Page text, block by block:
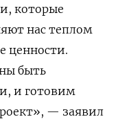
которые
нас теплом
ценности.
быть
и готовим
— заявил